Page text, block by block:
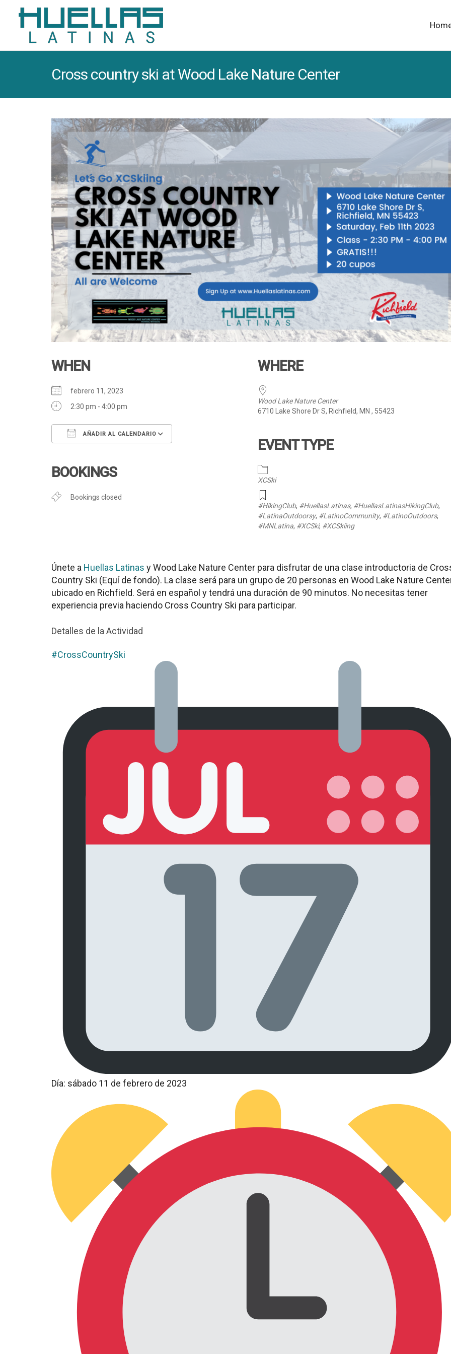
Cross country ski at Wood Lake Nature Center
WHEN
febrero 11, 2023
2:30 pm - 4:00 pm
AÑADIR AL CALENDARIO
iCalendar
BOOKINGS
Bookings closed
WHERE
Wood Lake Nature Center
6710 Lake Shore Dr S, Richfield, MN , 55423
EVENT TYPE
XCSki
#HikingClub, #HuellasLatinas, #HuellasLatinasHikingClub,
#LatinaOutdoorsy, #LatinoCommunity, #LatinoOutdoors,
#MNLatina, #XCSki, #XCSkiing
Únete a Huellas Latinas y Wood Lake Nature Center para disfrutar de una clase introductoria de
Country Ski (Equí de fondo). La clase será para un grupo de 20 personas en Wood Lake Nature
ubicado en Richfield. Será en español y tendrá una duración de 90 minutos. No necesitas tener
experiencia previa haciendo Cross Country Ski para participar.
Detalles de la Actividad
#CrossCountrySki
Día: sábado 11 de febrero de 2023